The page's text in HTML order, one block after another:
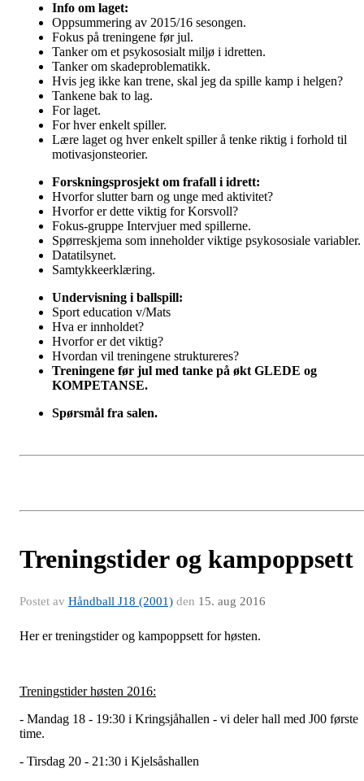
Info om laget:
Oppsummering av 2015/16 sesongen.
Fokus på treningene før jul.
Tanker om et psykososialt miljø i idretten.
Tanker om skadeproblematikk.
Hvis jeg ikke kan trene, skal jeg da spille kamp i helgen?
Tankene bak to lag.
For laget.
For hver enkelt spiller.
Lære laget og hver enkelt spiller å tenke riktig i forhold til
motivasjonsteorier.
Forskningsprosjekt om frafall i idrett:
Hvorfor slutter barn og unge med aktivitet?
Hvorfor er dette viktig for Korsvoll?
Fokus-gruppe Intervjuer med spillerne.
Spørreskjema som inneholder viktige psykososiale variabler.
Datatilsynet.
Samtykkeerklæring.
Undervisning i ballspill:
Sport education v/Mats
Hva er innholdet?
Hvorfor er det viktig?
Hvordan vil treningene struktureres?
Treningene før jul med tanke på økt GLEDE og
KOMPETANSE.
Spørsmål fra salen.
Treningstider og kampoppsett
Postet av Håndball J18 (2001) den 15. aug 2016
Her er treningstider og kampoppsett for høsten.
Treningstider høsten 2016:
- Mandag 18 - 19:30 i Kringsjåhallen - vi deler hall med J00 første
time.
- Tirsdag 20 - 21:30 i Kjelsåshallen